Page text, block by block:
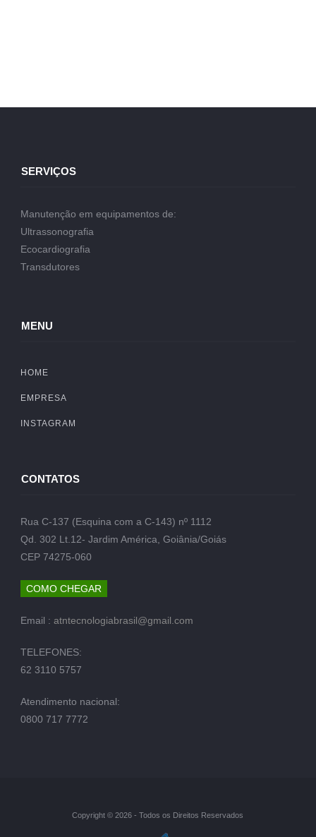
SERVIÇOS
Manutenção em equipamentos de:
Ultrassonografia
Ecocardiografia
Transdutores
MENU
HOME
EMPRESA
INSTAGRAM
CONTATOS
Rua C-137 (Esquina com a C-143) nº 1112
Qd. 302 Lt.12- Jardim América, Goiânia/Goiás
CEP 74275-060
COMO CHEGAR
Email : atntecnologiabrasil@gmail.com
TELEFONES:
62 3110 5757
Atendimento nacional:
0800 717 7772
Copyright © 2026 - Todos os Direitos Reservados